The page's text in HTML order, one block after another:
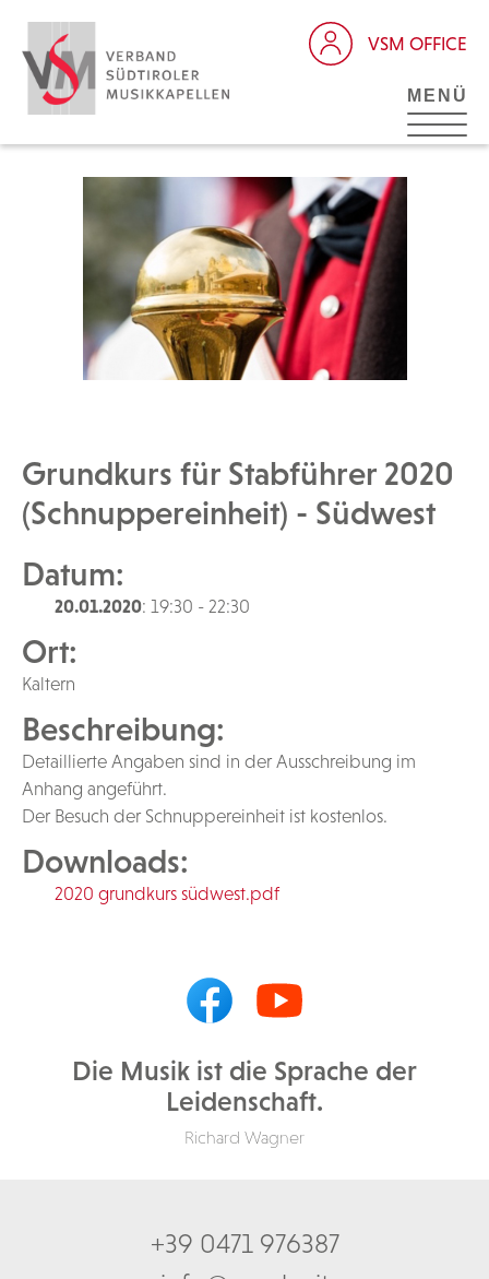
VSM OFFICE
MENÜ
Grundkurs für Stabführer 2020
(Schnuppereinheit) - Südwest
Datum:
20.01.2020: 19:30 - 22:30
Ort:
Kaltern
Beschreibung:
Detaillierte Angaben sind in der Ausschreibung im
Anhang angeführt.
Der Besuch der Schnuppereinheit ist kostenlos.
Downloads:
2020 grundkurs südwest.pdf
Die Musik ist die Sprache der
Leidenschaft.
Richard Wagner
+39 0471 976387